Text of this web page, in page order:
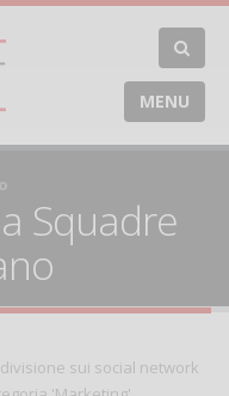
MENU
Squadre
sui social network